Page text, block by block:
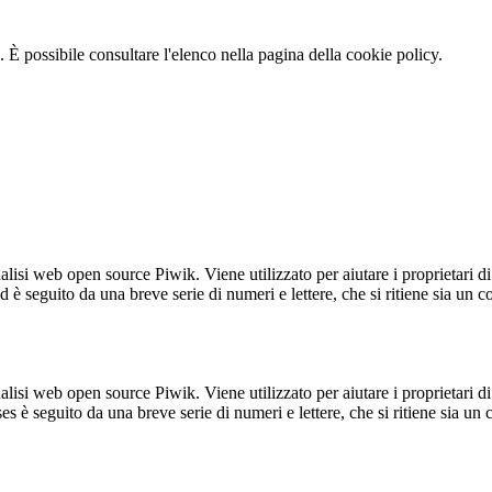
possibile consultare l'elenco nella pagina della cookie policy.
web open source Piwik. Viene utilizzato per aiutare i proprietari
seguito da una breve serie di numeri e lettere, che si ritiene sia un
web open source Piwik. Viene utilizzato per aiutare i proprietari
è seguito da una breve serie di numeri e lettere, che si ritiene sia